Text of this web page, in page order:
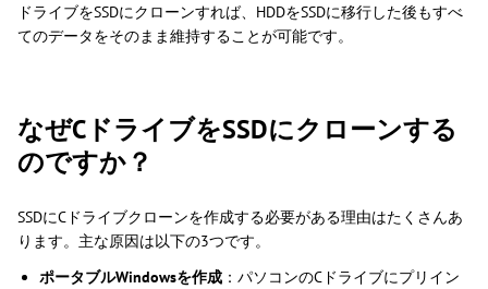
ドライブをSSDにクローンすれば、HDDをSSDに移行した後もすべ
てのデータをそのまま維持することが可能です。
なぜCドライブをSSDにクローンする
のですか？
SSDにCドライブクローンを作成する必要がある理由はたくさんあ
ります。主な原因は以下の3つです。
ポータブルWindowsを作成 ：パソコンのCドライブにプリイン